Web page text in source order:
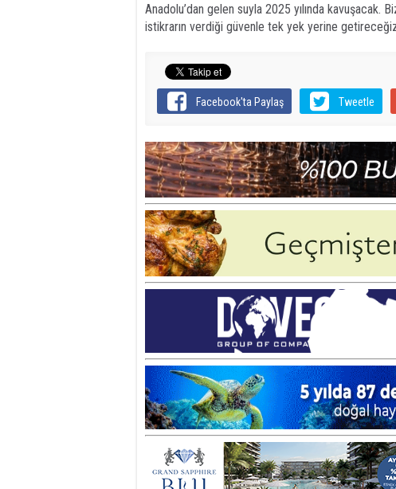
Anadolu’dan gelen suyla 2025 yılında kavuşacak.
istikrarın verdiği güvenle tek yek yerine
Facebook'ta Paylaş Tweetle